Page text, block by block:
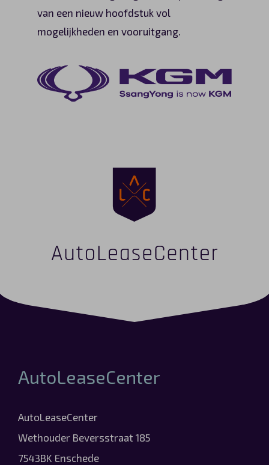
van een nieuw hoofdstuk vol
mogelijkheden en vooruitgang.
AutoLeaseCenter
AutoLeaseCenter
Wethouder Beversstraat 185
7543BK Enschede